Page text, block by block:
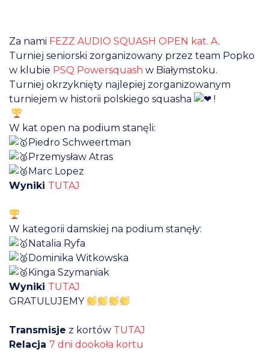
Za nami FEZZ AUDIO SQUASH OPEN kat. A.
Turniej seniorski zorganizowany przez team Popko
w klubie PSQ Powersquash w Białymstoku.
Turniej okrzyknięty najlepiej zorganizowanym
turniejem w historii polskiego squasha
!
W kat open na podium stanęli:
Piedro Schweertman
Przemysław Atras
Marc Lopez
Wyniki TUTAJ
W kategorii damskiej na podium stanęły:
Natalia Ryfa
Dominika Witkowska
Kinga Szymaniak
Wyniki TUTAJ
GRATULUJEMY
Transmisje z kortów TUTAJ
Relacja 7 dni dookoła kortu